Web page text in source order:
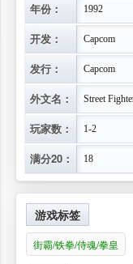
年份： 1992
开发： Capcom
发行： Capcom
外文名： Street
玩家数： 1-2
满分20： 18
游戏标签
街霸/铁拳/侍魂/拳皇